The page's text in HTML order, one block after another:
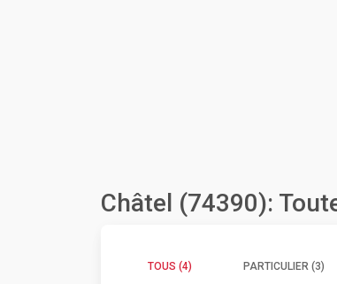
Châtel (74390):
TOUS (4) PARTICULIER (3)